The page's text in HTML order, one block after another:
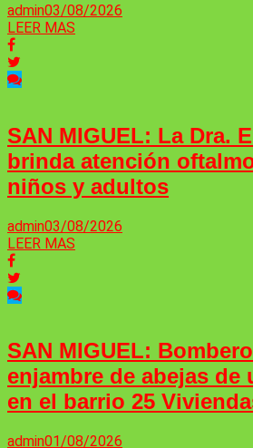
admin03/08/2026
LEER MAS
SAN MIGUEL: La Dra.
brinda atención
niños y adultos
admin03/08/2026
LEER MAS
SAN MIGUEL:
enjambre de abejas de
en el barrio 25
admin01/08/2026